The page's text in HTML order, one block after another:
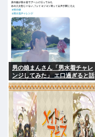
男の娘まんさん「男水着チャレ
ンジしてみた」 エ口過ぎると話
題に